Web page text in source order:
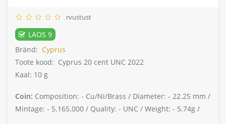
rvustust
LAOS 9
Bränd: Cyprus
Toote kood: Cyprus 20 cent UNC 2022
Kaal: 10 g
Coin: Composition: - Cu/Ni/Brass / Diameter: - 22.25 mm /
Mintage: - 5.165.000 / Quality: - UNC / Weight: - 5.74g /